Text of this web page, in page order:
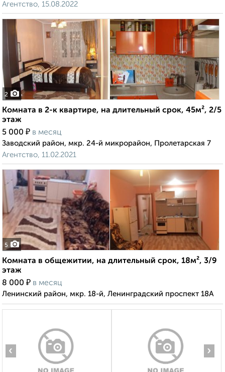
Агентство, 15.08.2022
2
Комната в 2-к квартире, на длительный срок, 45м², 2/5
этаж
5 000 ₽ в месяц
Заводский район, мкр. 24-й микрорайон, Пролетарская 7
Агентство, 11.02.2021
5
Комната в общежитии, на длительный срок, 18м², 3/9
этаж
8 000 ₽ в месяц
Ленинский район, мкр. 18-й, Ленинградский проспект 18А
‹ ›